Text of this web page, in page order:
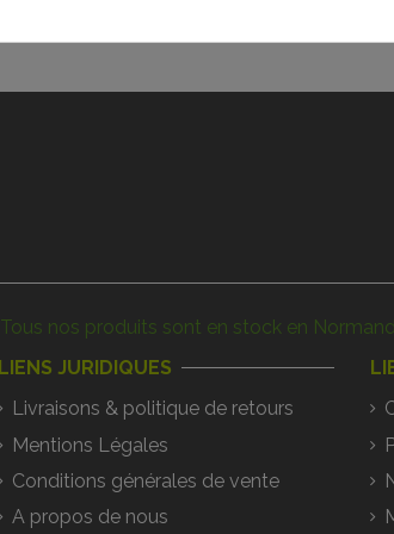
Tous nos produits sont en stock en
LIENS JURIDIQUES
Livraisons & politique de retours
Mentions Légales
Conditions générales de vente
A propos de nous